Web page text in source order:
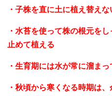
・子株を直に土に植え替えな
・水苔を使って株の根元を
止めて植える
・生育期には水が常に溜ま
・秋頃から寒くなる時期は